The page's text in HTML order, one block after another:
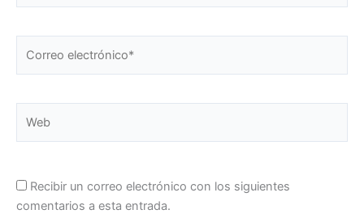
electrónico*
Recibir un correo electrónico con los siguientes
comentarios a esta entrada.